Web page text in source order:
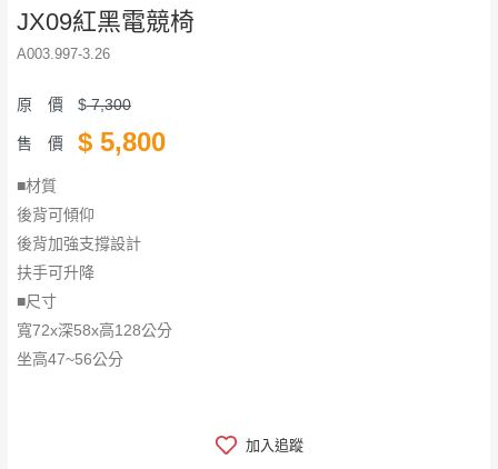
JX09紅黑電競椅
A003.997-3.26
原 價 $7,300
售 價 $ 5,800
■材質
後背可傾仰
後背加強支撐設計
扶手可升降
■尺寸
寬72x深58x高128公分
坐高47~56公分
加入追蹤